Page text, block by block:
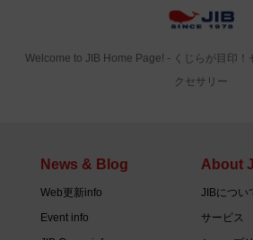
Welcome to JIB Home Page! ‐ くじらが目印
クセサリー
News & Blog
Web更新info
Event info
About
JIBについ
サービス